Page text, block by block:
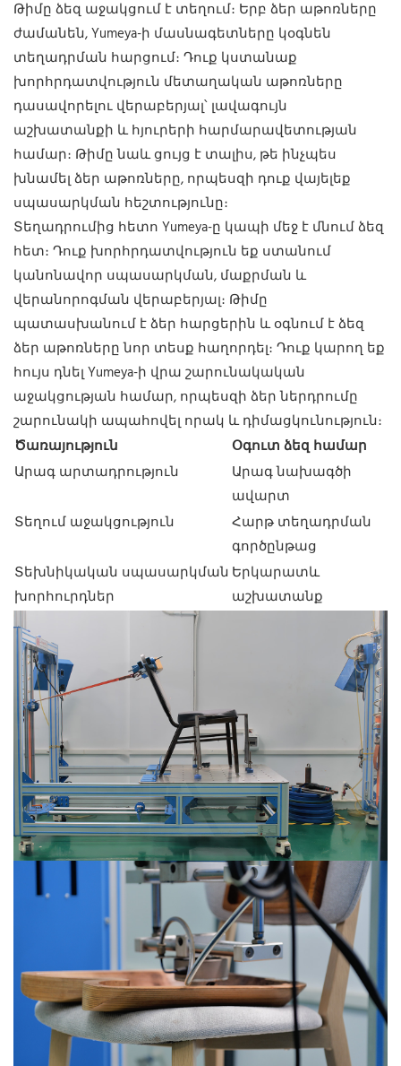
Թիմը ձեզ աջակցում է տեղում։ Երբ ձեր աթոռները
ժամանեն, Yumeya-ի մասնագետները կօգնեն
տեղադրման հարցում։ Դուք կստանաք
խորհրդատվություն մետաղական աթոռները
դասավորելու վերաբերյալ՝ լավագույն
աշխատանքի և հյուրերի հարմարավետության
համար։ Թիմը նաև ցույց է տալիս, թե ինչպես
խնամել ձեր աթոռները, որպեսզի դուք վայելեք
սպասարկման հեշտությունը։
Տեղադրումից հետո Yumeya-ը կապի մեջ է մնում ձեզ
հետ։ Դուք խորհրդատվություն եք ստանում
կանոնավոր սպասարկման, մաքրման և
վերանորոգման վերաբերյալ։ Թիմը
պատասխանում է ձեր հարցերին և օգնում է ձեզ
ձեր աթոռները նոր տեսք հաղորդել։ Դուք կարող եք
հույս դնել Yumeya-ի վրա շարունակական
աջակցության համար, որպեսզի ձեր ներդրումը
շարունակի ապահովել որակ և դիմացկունություն։
Ծառայություն
Օգուտ ձեզ համար
Արագ արտադրություն
Արագ նախագծի
ավարտ
Տեղում աջակցություն
Հարթ տեղադրման
գործընթաց
Տեխնիկական սպասարկման
խորհուրդներ
Երկարատև
աշխատանք